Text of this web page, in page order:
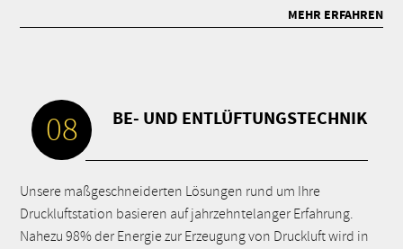
MEHR ERFAHREN
08 BE- UND ENTLÜFTUNGSTECHNIK
Unsere maßgeschneiderten Lösungen rund um Ihre
Druckluftstation basieren auf jahrzehntelanger Erfahrung.
Nahezu 98% der Energie zur Erzeugung von Druckluft wird in